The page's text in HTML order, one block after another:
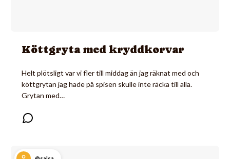
Köttgryta med kryddkorvar
Helt plötsligt var vi fler till middag än jag räknat med och
köttgrytan jag hade på spisen skulle inte räcka till alla.
Grytan med…